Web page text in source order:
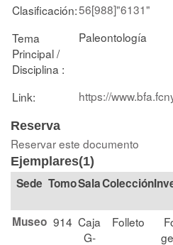
Clasificación:56[988]"6131"
Tema
Principal /
Disciplina :
Paleontología
Link: https://
Reserva
Reservar este documento
Ejemplares(1)
TomoSalaColección
Museo 914 Caja
G-
Folleto